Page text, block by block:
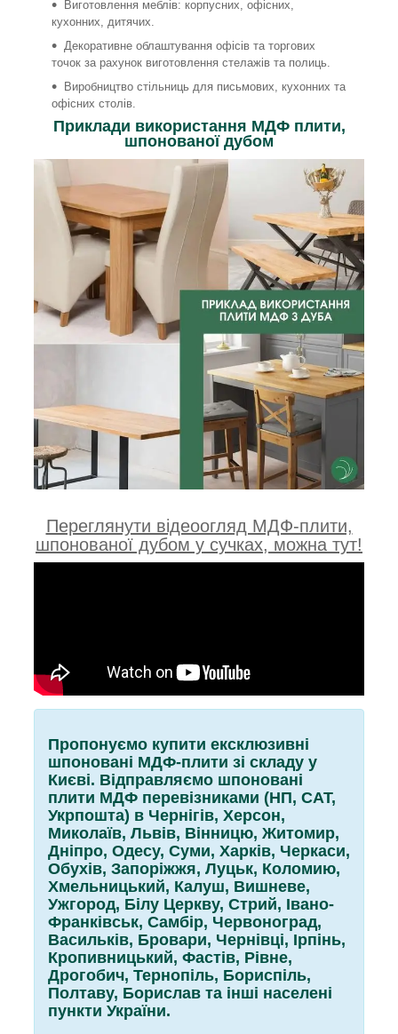
Виготовлення меблів: корпусних, офісних,
кухонних, дитячих.
Декоративне облаштування офісів та торгових
точок за рахунок виготовлення стелажів та полиць.
Виробництво стільниць для письмових, кухонних та
офісних столів.
Приклади використання МДФ плити,
шпонованої дубом
Переглянути відеоогляд МДФ-плити,
шпонованої дубом у сучках, можна тут!
Пропонуємо купити ексклюзивні
шпоновані МДФ-плити зі складу у
Києві. Відправляємо шпоновані
плити МДФ перевізниками (НП, САТ,
Укрпошта) в Чернігів, Херсон,
Миколаїв, Львів, Вінницю, Житомир,
Дніпро, Одесу, Суми, Харків, Черкаси,
Обухів, Запоріжжя, Луцьк, Коломию,
Хмельницький, Калуш, Вишневе,
Ужгород, Білу Церкву, Стрий, Івано-
Франківськ, Самбір, Червоноград,
Васильків, Бровари, Чернівці, Ірпінь,
Кропивницький, Фастів, Рівне,
Дрогобич, Тернопіль, Бориспіль,
Полтаву, Борислав та інші населені
пункти України.